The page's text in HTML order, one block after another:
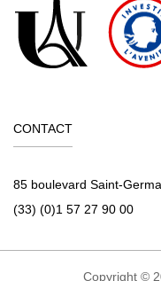
CONTACT
85 boulevard Saint-
(33) (0)1 57 27 90 00
Copyright ©